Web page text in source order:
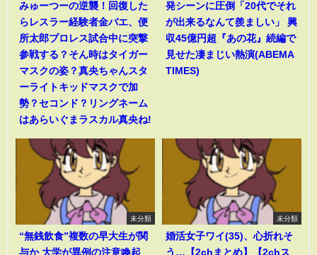
みゅーつーの逆襲！回復した
らレスラー経験者金バエ、便
所太郎プロレス試合中に突撃
参戦する？そん時はタイガー
マスクの姿？真央ちゃんスタ
ーライトキッドマスクで加
勢？セコンド？リングネーム
はあらいぐまラスカル真央ね!
発シーンに圧倒「20代でそれ
が出来るなんて羨ましい」 興
収45億円超『あの花』続編で
見せた凄まじい熱演(ABEMA
TIMES)
未分類
“無銭飲食”複数の早大生が関
与か 大学が異例の注意喚起
未分類
婚活女子ワイ(35)、心折れそ
う…【2chまとめ】【2chス